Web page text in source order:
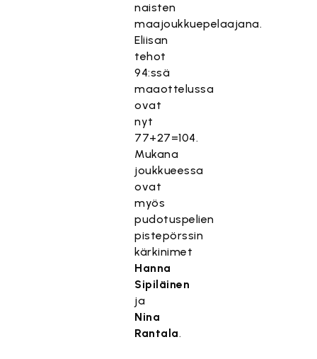
naisten
maajoukkuepelaajana.
Eliisan
tehot
94:ssä
maaottelussa
ovat
nyt
77+27=104.
Mukana
joukkueessa
ovat
myös
pudotuspelien
pistepörssin
kärkinimet
Hanna
Sipiläinen
ja
Nina
Rantala.